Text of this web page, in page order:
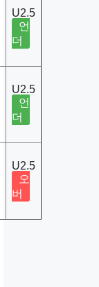
U2.5
언
더
U2.5
언
더
U2.5
오
버